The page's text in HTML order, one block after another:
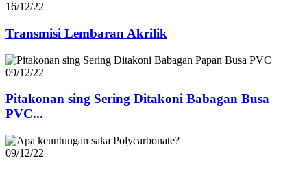
16/12/22
Transmisi Lembaran Akrilik
09/12/22
Pitakonan sing Sering Ditakoni Babagan Busa
PVC...
09/12/22